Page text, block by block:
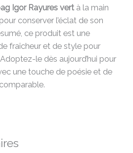
Igor Rayures vert à la main
conserver l’éclat de son
ce produit est une
fraîcheur et de style pour
le dès aujourd’hui pour
une touche de poésie et de